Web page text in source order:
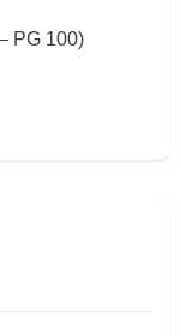
PG 100)